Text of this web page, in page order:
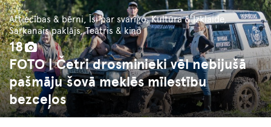
Attiecības & bērni, Īsi par svarīgo, Kultūra & Izklaide,
Sarkanais paklājs, Teātris & kino
18
FOTO | Četri drosminieki vēl nebijušā
pašmāju šovā meklēs mīlestību
bezceļos